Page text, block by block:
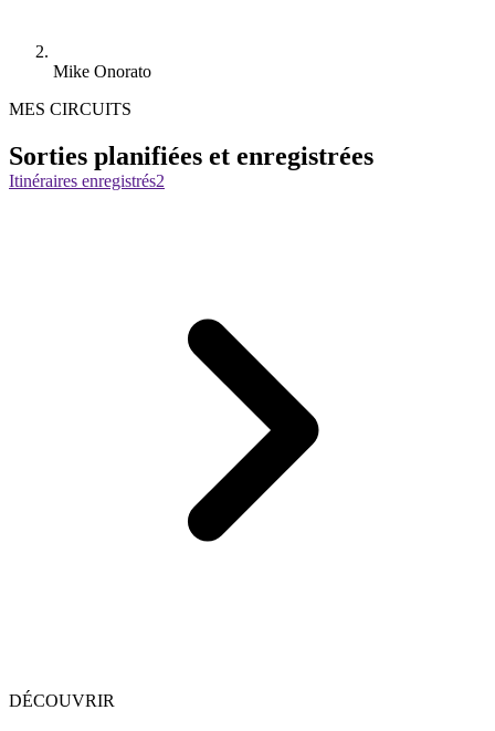
Mike Onorato
MES CIRCUITS
Sorties planifiées et enregistrées
Itinéraires enregistrés2
DÉCOUVRIR